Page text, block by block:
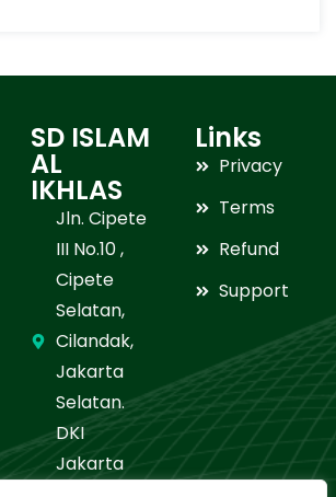
SD ISLAM
AL
IKHLAS
Jln. Cipete
III No.10 ,
Cipete
Selatan,
Cilandak,
Jakarta
Selatan.
DKI
Jakarta
Links
Privacy
Terms
Refund
Support